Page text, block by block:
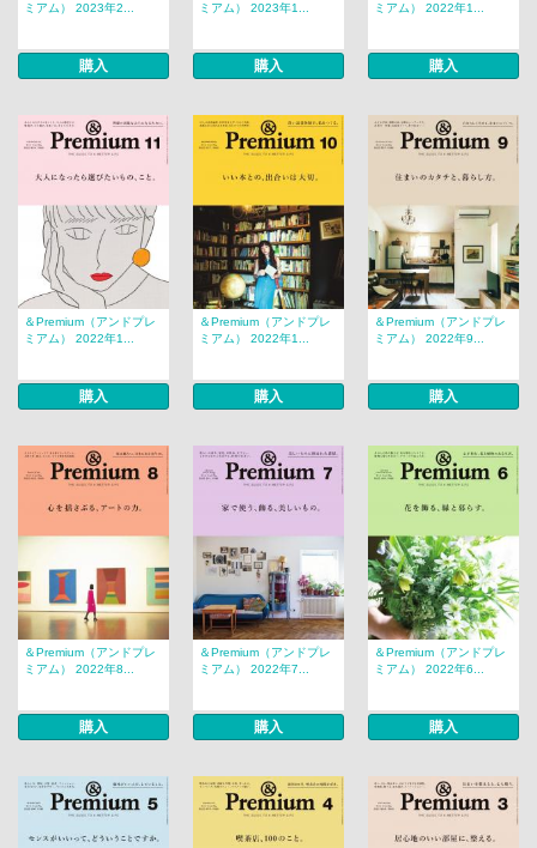
ミアム） 2023年2...
購入
ミアム） 2023年1...
購入
ミアム） 2022年1...
購入
＆Premium（アンドプレ
ミアム） 2022年1...
購入
＆Premium（アンドプレ
ミアム） 2022年1...
購入
＆Premium（アンドプレ
ミアム） 2022年9...
購入
＆Premium（アンドプレ
ミアム） 2022年8...
購入
＆Premium（アンドプレ
ミアム） 2022年7...
購入
＆Premium（アンドプレ
ミアム） 2022年6...
購入